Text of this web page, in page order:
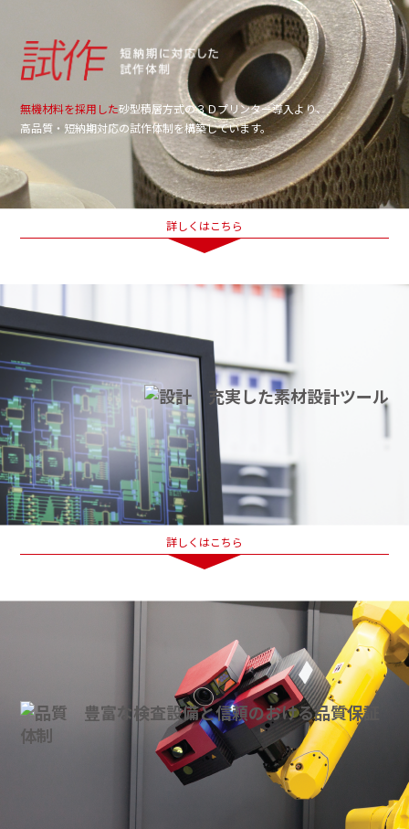
無機材料を採用した砂型積層方式の３Ｄプリンター導入より、
高品質・短納期対応の試作体制を構築しています。
詳しくはこちら
詳しくはこちら